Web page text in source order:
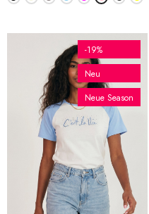
-19%
Neu
Neue Season